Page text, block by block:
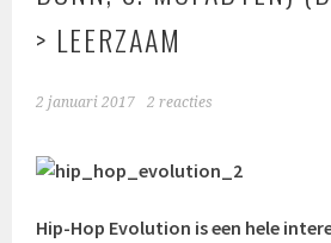
> LEERZAAM
2 januari 2017 2 reacties
Hip-Hop Evolution is een hele